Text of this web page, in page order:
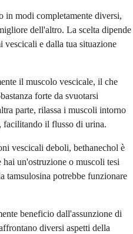
in modi completamente diversi,
dell'altro. La scelta dipende
vescicali e dalla tua situazione
il muscolo vescicale, il che
forte da svuotarsi
parte, rilassa i muscoli intorno
facilitando il flusso di urina.
vescicali deboli, bethanechol è
un'ostruzione o muscoli tesi
tamsulosina potrebbe funzionare
beneficio dall'assunzione di
diversi aspetti della